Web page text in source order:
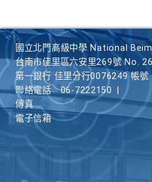
國立北門高級中學 National
台南市佳里區六安里269號 No.
第一銀行 佳里分行0076249 帳
聯絡電話
06-7222150
傳真
電子信箱